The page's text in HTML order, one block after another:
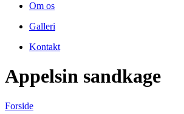
Om os
Galleri
Kontakt
Appelsin sandkage
Forside